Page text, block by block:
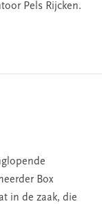
Pels Rijcken.
Box
in de zaak, die